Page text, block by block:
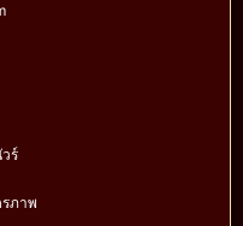
ร์
ภาพ